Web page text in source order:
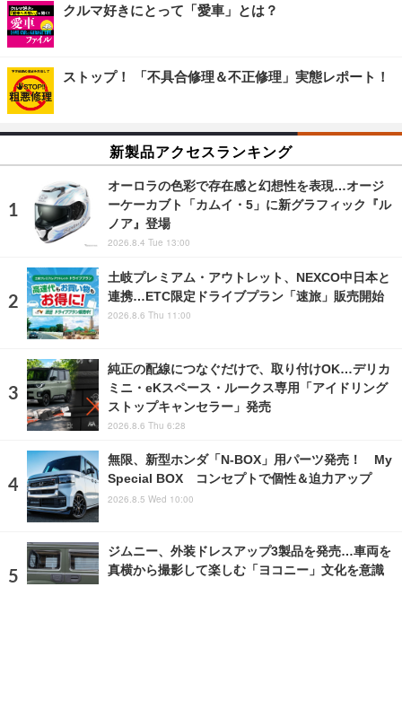
クルマ好きにとって「愛車」とは？
ストップ！ 「不具合修理＆不正修理」実態レポート！
新製品アクセスランキング
オーロラの色彩で存在感と幻想性を表現…オージ
ーケーカブト「カムイ・5」に新グラフィック『ル
ノア』登場
2026.8.4 Tue 13:00
土岐プレミアム・アウトレット、NEXCO中日本と
連携…ETC限定ドライブプラン「速旅」販売開始
2026.8.6 Thu 11:00
純正の配線につなぐだけで、取り付けOK…デリカ
ミニ・eKスペース・ルークス専用「アイドリング
ストップキャンセラー」発売
2026.8.6 Thu 6:28
無限、新型ホンダ「N-BOX」用パーツ発売！ My
Special BOX コンセプトで個性＆迫力アップ
2026.8.5 Wed 10:00
ジムニー、外装ドレスアップ3製品を発売…車両を
真横から撮影して楽しむ「ヨコニー」文化を意識